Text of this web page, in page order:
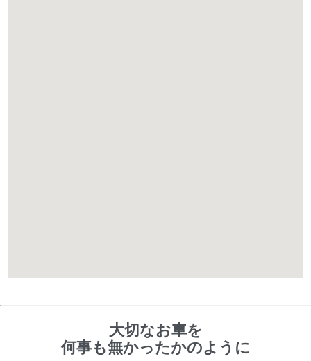
大切なお車を
何事も無かったかのように